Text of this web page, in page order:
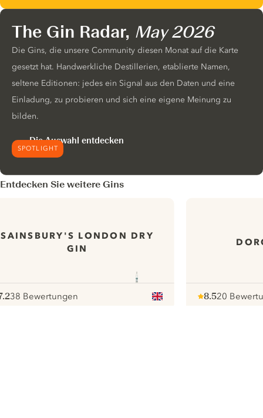
SPOTLIGHT
The Gin Radar, May 2026
Die Gins, die unsere Community diesen Monat auf die Karte
gesetzt hat. Handwerkliche Destillerien, etablierte Namen,
seltene Editionen: jedes ein Signal aus den Daten und eine
Einladung, zu probieren und sich eine eigene Meinung zu
bilden.
Die Auswahl entdecken
Entdecken Sie weitere Gins
SAINSBURY'S LONDON DRY
GIN
38 Bewertungen
8.520